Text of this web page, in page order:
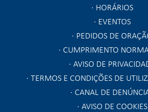
HORÁRIOS
EVENTOS
PEDIDOS DE
CUMPRIMENTO
AVISO DE
TERMOS E CONDIÇÕES DE
CANAL DE
AVISO DE COOKIES